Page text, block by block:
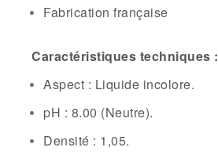
Fabrication française
Caractéristiques techniques :
Aspect : Liquide incolore.
pH : 8.00 (Neutre).
Densité : 1,05.